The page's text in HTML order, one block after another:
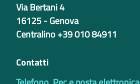
Via Bertani 4
16125 - Genova
Centralino +39 010 84911
Contatti